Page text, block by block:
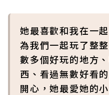
她最喜歡和我在一
為我們一起玩了整
數多個好玩的地方
西、看過無數好看
開心，她最愛她的